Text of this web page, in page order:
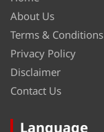
About Us
Terms & Conditions
Privacy Policy
Disclaimer
Contact Us
Language